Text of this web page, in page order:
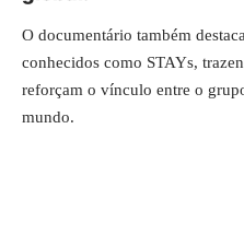
O documentário também
conhecidos como STAYs,
reforçam o vínculo entre o
mundo.